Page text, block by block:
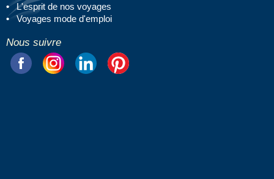
L'esprit de nos voyages
Voyages mode d'emploi
Nous suivre